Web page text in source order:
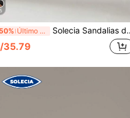
Último día Solecia Sandalias de mujer de moda con doble hebilla de metal, color marrón, suela gruesa, suela blanda, versátiles para uso diario en la calle
35.79